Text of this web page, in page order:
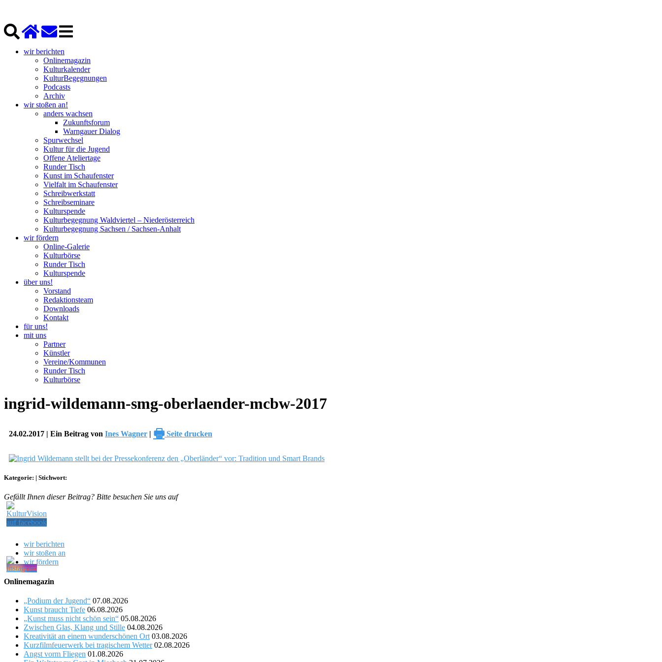
wir berichten
Onlinemagazin
Kulturkalender
KulturBegegnungen
Podcasts
Archiv
wir stoßen an!
anders wachsen
Zukunftsforum
Warngauer Dialog
Spurwechsel
Kultur für die Jugend
Offene Ateliertage
Runder Tisch
Kunst im Schaufenster
Vielfalt im Schaufenster
Schreibwerkstatt
Schreibseminare
Kulturspende
Kulturbegegnung Waldviertel – Niederösterreich
Kulturbegegnung Sachsen / Sachsen-Anhalt
wir fördern
Online-Galerie
Kulturbörse
Runder Tisch
Kulturspende
über uns!
Vorstand
Redaktionsteam
Downloads
Kontakt
für uns!
mit uns
Partner
Künstler
Vereine/Kommunen
Runder Tisch
Kulturbörse
ingrid-wildemann-smg-oberlaender-mcbw-2017
24.02.2017 | Ein Beitrag von Ines Wagner | 🖶 Seite drucken
Kategorie: | Stichwort:
Gefällt Ihnen dieser Beitrag? Bitte besuchen Sie uns auf
wir berichten
wir stoßen an
wir fördern
Onlinemagazin
„Podium der Jugend“ 07.08.2026
Kunst braucht Tiefe 06.08.2026
„Kunst muss nicht schön sein“ 05.08.2026
Zwischen Glas, Klang und Stille 04.08.2026
Kreativität an einem wunderschönen Ort 03.08.2026
Kurzfilmfeuerwerk bei tragischem Wetter 02.08.2026
Angst vorm Fliegen 01.08.2026